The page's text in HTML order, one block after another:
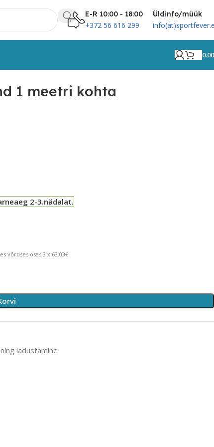
E-R 10:00 - 18:00
+372 56 616 299
Üldinfo/müük
1 meetri kohta
2-3.nädalat.
võrdses osas 3 x 63.03€
ladustamine